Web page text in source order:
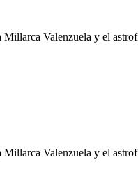
Millarca Valenzuela y el
Millarca Valenzuela y el